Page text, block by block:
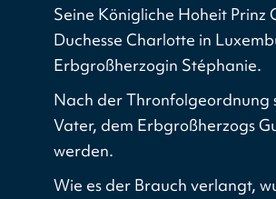
Seine Königliche Hoheit
Duchesse Charlotte in
Erbgroßherzogin Stéphanie.
Nach der Thronfolgeordnung
Vater, dem Erbgroßherzogs
werden.
Wie es der Brauch verlangt,